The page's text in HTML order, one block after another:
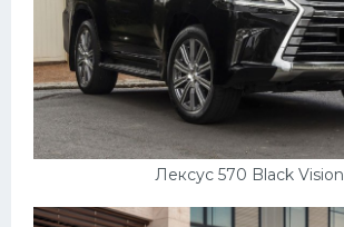
Лексус 570 Black Vision
Феррари
Поезда
Мотоциклы
Ямаха
Ява